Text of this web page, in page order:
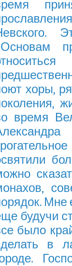
хоры,
время
Мне
будучи
было
в